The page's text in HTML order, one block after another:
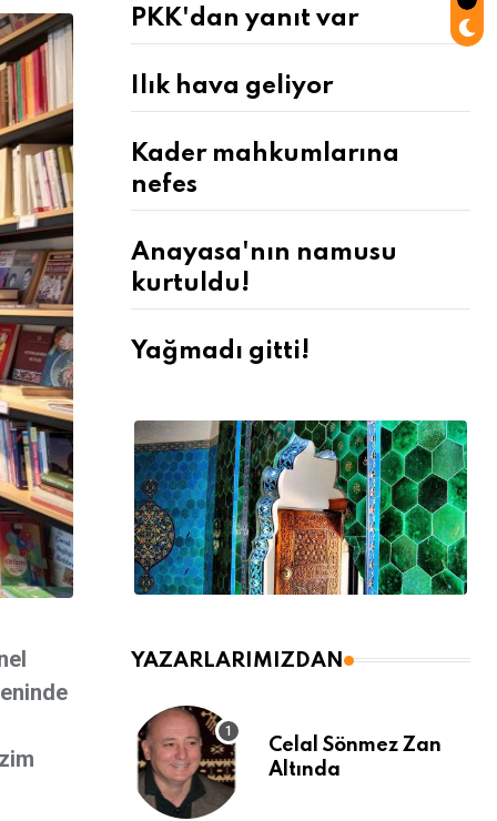
PKK'dan yanıt var
Ilık hava geliyor
Kader mahkumlarına
nefes
Anayasa'nın namusu
kurtuldu!
Yağmadı gitti!
YAZARLARIMIZDAN
Celal Sönmez Zan
Altında